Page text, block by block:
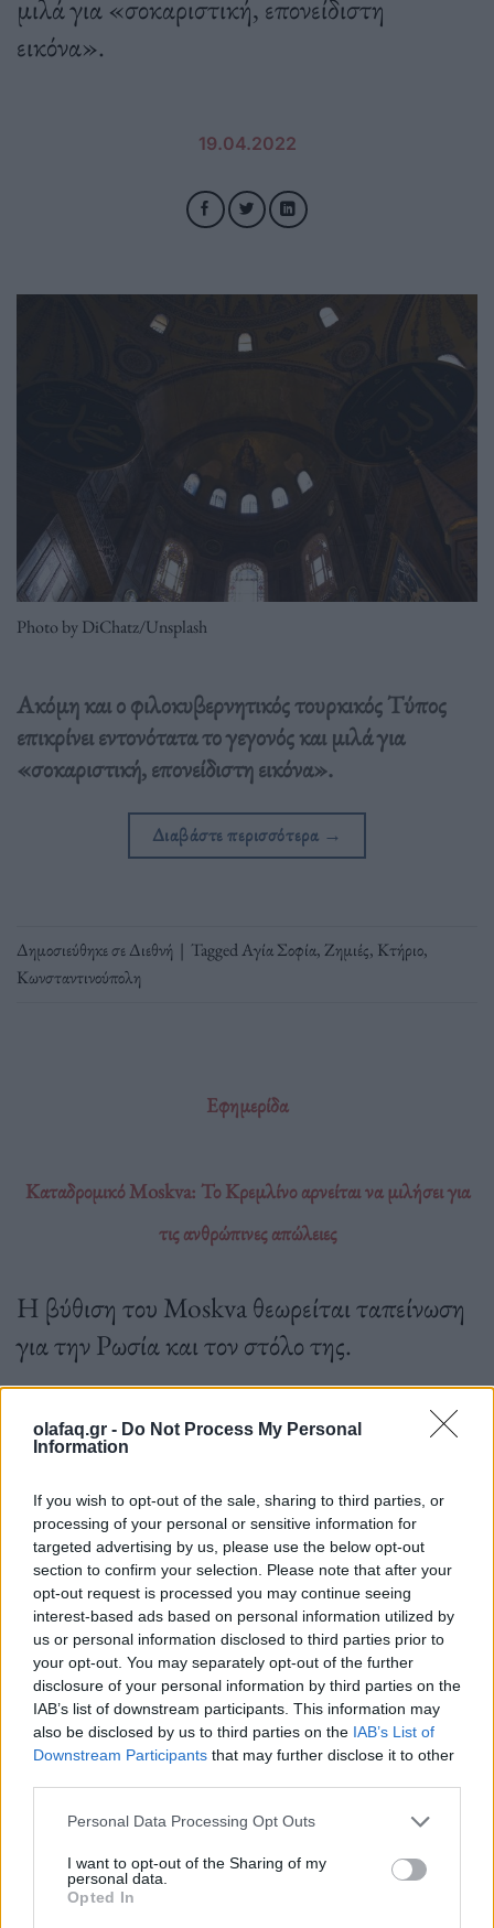
olafaq.gr - Do Not Process My Personal
Information
If you wish to opt-out of the sale, sharing to third parties, or
processing of your personal or sensitive information for
targeted advertising by us, please use the below opt-out
section to confirm your selection. Please note that after your
opt-out request is processed you may continue seeing
interest-based ads based on personal information utilized by
us or personal information disclosed to third parties prior to
your opt-out. You may separately opt-out of the further
disclosure of your personal information by third parties on the
IAB’s list of downstream participants. This information may
also be disclosed by us to third parties on the IAB’s List of
Downstream Participants that may further disclose it to other
Personal Data Processing Opt Outs
I want to opt-out of the Sharing of my
personal data.
Opted In
μιλά για «σοκαριστική, επονείδιστη
εικόνα».
19.04.2022
Photo by DiChatz/Unsplash
Ακόμη και ο φιλοκυβερνητικός τουρκικός Τύπος
επικρίνει εντονότατα το γεγονός και μιλά για
«σοκαριστική, επονείδιστη εικόνα».
Διαβάστε περισσότερα →
Δημοσιεύθηκε σεΔιεθνή | TaggedΑγία Σοφία,Ζημιές, Κτήριο,
Κωνσταντινούπολη
Εφημερίδα
Καταδρομικό Moskva: Το Κρεμλίνο αρνείται να μιλήσει για
τις ανθρώπινες απώλειες
Η βύθιση του Moskva θεωρείται ταπείνωση
για την Ρωσία και τον στόλο της.
19.04.2022
Photo by Ivan Shilov/Unsplash